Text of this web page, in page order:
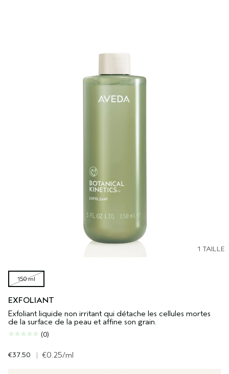
1 TAILLE
150 ml
EXFOLIANT
Exfoliant liquide non irritant qui détache les cellules mortes
de la surface de la peau et affine son grain.
(0)
€37.50 | €0.25/ml